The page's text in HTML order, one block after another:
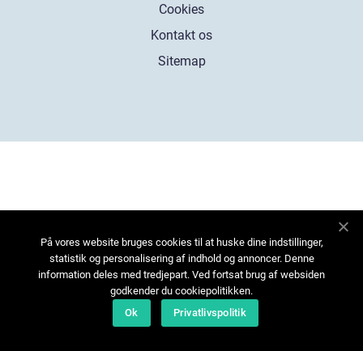
Cookies
Kontakt os
Sitemap
På vores website bruges cookies til at huske dine indstillinger,
statistik og personalisering af indhold og annoncer. Denne
information deles med tredjepart. Ved fortsat brug af websiden
godkender du cookiepolitikken.
Ok
Privatlivspolitik